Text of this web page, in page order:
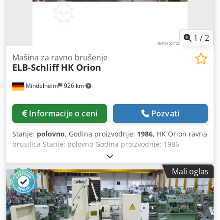
1 /2
Mindelheim 926 km
Mašina za ravno brušenje
ELB-Schliff HK Orion
Informacije o ceni Pozvati
Stanje: polovno, Godina proizvodnje: 1986, HK Orion ravna
brusilica Stanje: polovno Godina proizvodnje: 1986
Dcodozdq Nbepfx Afhok Tehnički podaci Magnetna stezna
ploča: 500 x 1.000 mm Automatski ravnalac Automatska
funkcija dodavanja Elektronski ručni točak Mašinsko svetlo
Mali oglas